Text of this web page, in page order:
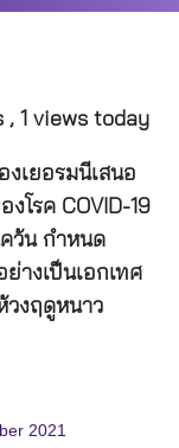
, 1 views today
เยอรมนีเสนอ
โรค COVID-19
ว้น กำหนด
างเป็นเอกเทศ
วงฤดูหนาว
2021